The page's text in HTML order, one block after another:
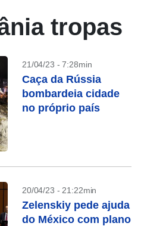
tropas
21/04/23 - 7:28min
Caça da Rússia
bombardeia cidade
no próprio país
20/04/23 - 21:22min
Zelenskiy pede ajuda
do México com plano